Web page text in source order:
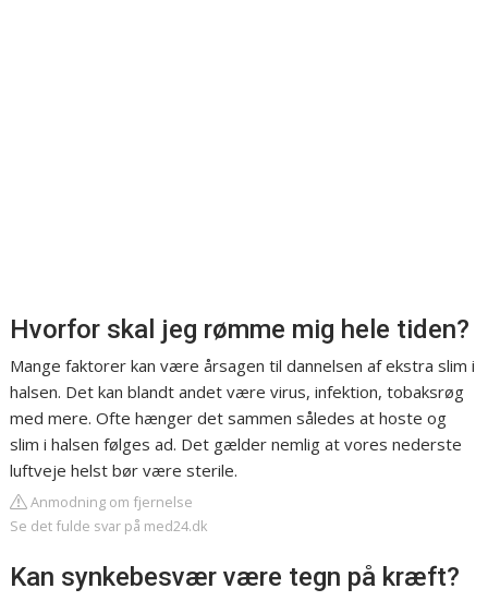
Hvorfor skal jeg rømme mig hele tiden?
Mange faktorer kan være årsagen til dannelsen af ekstra slim i
halsen. Det kan blandt andet være virus, infektion, tobaksrøg
med mere. Ofte hænger det sammen således at hoste og
slim i halsen følges ad. Det gælder nemlig at vores nederste
luftveje helst bør være sterile.
Anmodning om fjernelse
Se det fulde svar på med24.dk
Kan synkebesvær være tegn på kræft?